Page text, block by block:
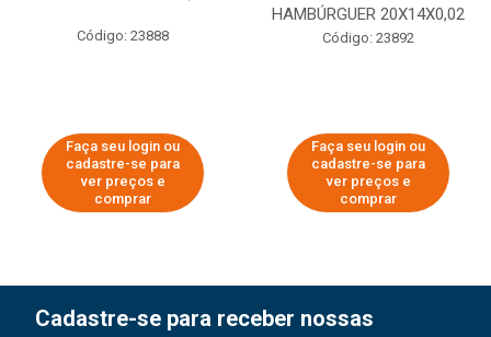
Código: 23888
Faça seu login ou
cadastre-se para
ver preços e
comprar
HAMBÚRGUER 20X14X0,02
Código: 23892
Faça seu login ou
cadastre-se para
ver preços e
comprar
Cadastre-se para receber nossas